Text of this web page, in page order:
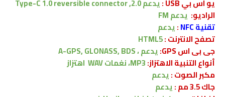
يو اس بي USB :
يدعم2.0, Type-C 1.0 reversible connector
الراديو: يدعم FM
تقنية NFC
:يدعم
تصفح الانترنت :HTML5
جى بى اس GPS:
يدعم ،A-GPS, GLONASS, BDS
أنواع التنبية الاهتزاز:
اهتزاز
مكبر الصوت :يدعم
جاك 3.5 مم :
يدعم